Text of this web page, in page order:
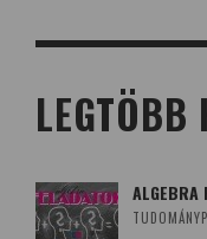
LEGTÖBB
ALGEBRA